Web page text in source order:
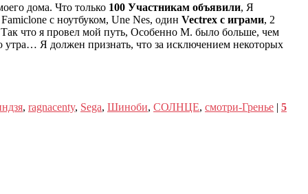
дома. Что только 100 Участникам объявили, Я
с ноутбуком, Une Nes, один Vectrex с играми, 2
что я провел мой путь, Особенно M. было больше, чем
Я должен признать, что за исключением некоторых
, ragnacenty, Sega, Шиноби, СОЛНЦЕ, смотри-Гренье | 5